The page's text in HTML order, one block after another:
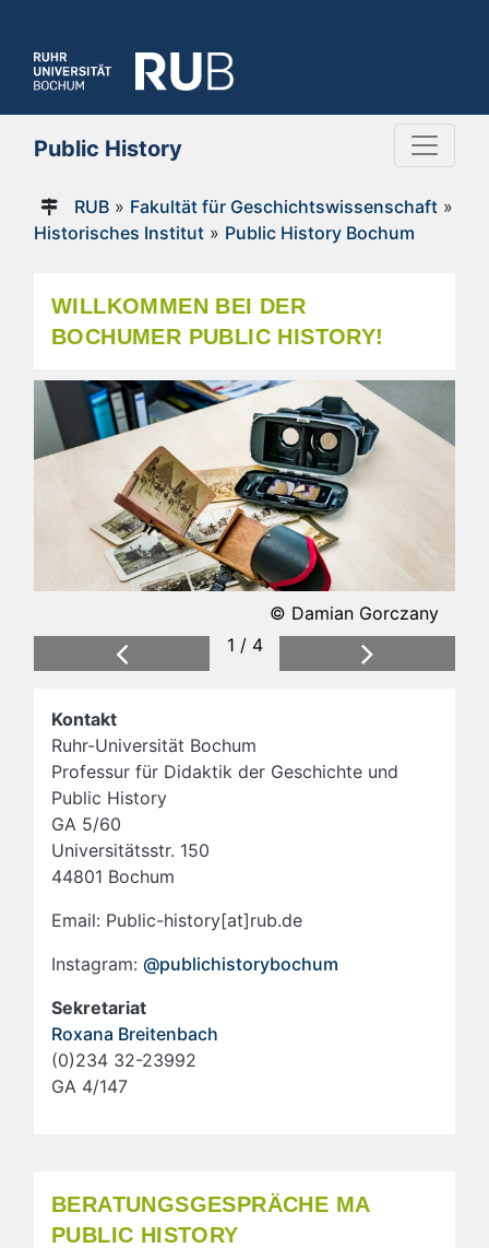
Public History
RUB» Fakultät für Geschichtswissenschaft»
Historisches Institut » Public History Bochum
WILLKOMMEN BEI DER
BOCHUMER PUBLIC HISTORY!
© Damian Gorczany
1 / 4
Previous
Next
Kontakt
Ruhr-Universität Bochum
Professur für Didaktik der Geschichte und
Public History
GA 5/60
Universitätsstr. 150
44801 Bochum
Email: Public-history[at]rub.de
Instagram: @publichistorybochum
Sekretariat
Roxana Breitenbach
(0)234 32-23992
GA 4/147
BERATUNGSGESPRÄCHE MA
PUBLIC HISTORY